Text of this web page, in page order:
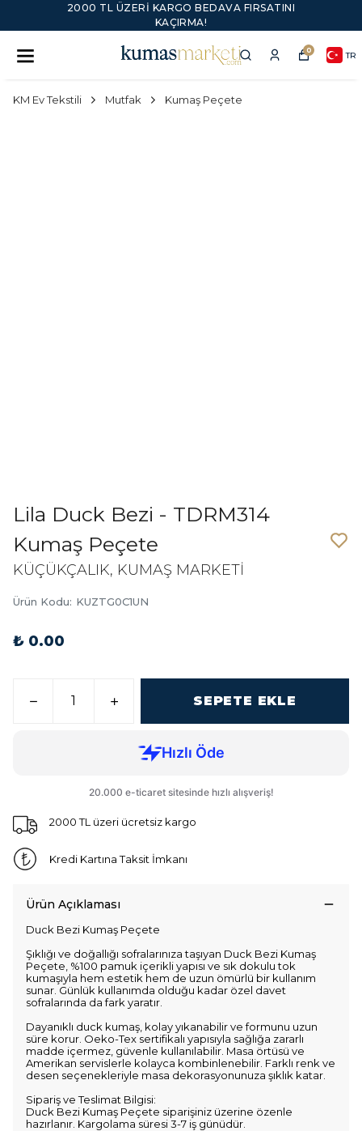
2000 TL ÜZERI KARGO BEDAVA FIRSATINI
KAÇIRMA!
0 TR
KM Ev Tekstili Mutfak Kumaş Peçete
Lila Duck Bezi - TDRM314
Kumaş Peçete
KÜÇÜKÇALIK, KUMAŞ MARKETİ
Ürün Kodu: KUZTG0C1UN
₺ 0.00
SEPETE EKLE
2000 TL üzeri ücretsiz kargo
Kredi Kartına Taksit İmkanı
Ürün Açıklaması
Duck Bezi Kumaş Peçete
Şıklığı ve doğallığı sofralarınıza taşıyan Duck Bezi Kumaş
Peçete, %100 pamuk içerikli yapısı ve sık dokulu tok
kumaşıyla hem estetik hem de uzun ömürlü bir kullanım
sunar. Günlük kullanımda olduğu kadar özel davet
sofralarında da fark yaratır.
Dayanıklı duck kumaş, kolay yıkanabilir ve formunu uzun
süre korur. Oeko-Tex sertifikalı yapısıyla sağlığa zararlı
madde içermez, güvenle kullanılabilir. Masa örtüsü ve
Amerikan servislerle kolayca kombinlenebilir. Farklı renk ve
desen seçenekleriyle masa dekorasyonunuza şıklık katar.
Sipariş ve Teslimat Bilgisi:
Duck Bezi Kumaş Peçete siparişiniz üzerine özenle
hazırlanır. Kargolama süresi 3-7 iş günüdür.